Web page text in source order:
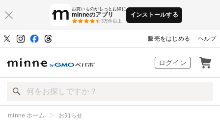
お買いものがもっとお得に
minneのアプリ
3万件以上
インストールする
販売をはじめる ヘルプ
ハンドメイドマーケット minne（ミン
ログイン
minne ホーム お知らせ